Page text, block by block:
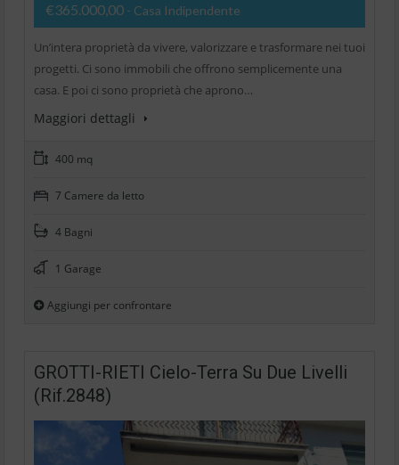
€365.000,00 - Casa Indipendente
Un’intera proprietà da vivere, valorizzare e trasformare nei tuoi
progetti. Ci sono immobili che offrono semplicemente una
casa. E poi ci sono proprietà che aprono…
Maggiori dettagli
400 mq
7 Camere da letto
4 Bagni
1 Garage
Aggiungi per confrontare
GROTTI-RIETI Cielo-Terra Su Due Livelli
(Rif.2848)